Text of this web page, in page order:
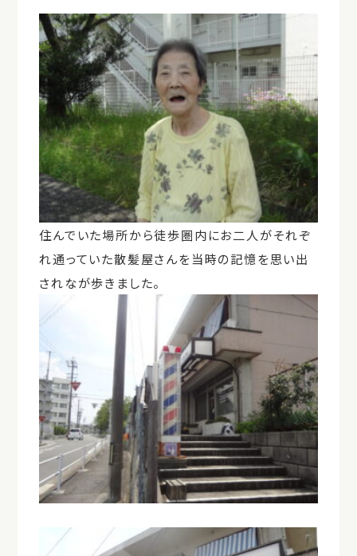
住んでいた場所から徒歩圏内にお二人がそれぞ
れ通っていた散髪屋さんを当時の記憶を思い出
されなが歩きました。